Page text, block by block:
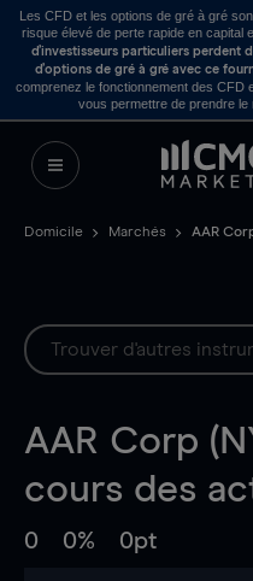
Les CFD et les options de gré à gré
risque élevé de perte rapide en capital
d’investisseurs particuliers perdent
d’options de gré à gré avec ce
comprenez le fonctionnement des CFD
vous permettre de prendre le
Domicile Marchés AAR
AAR Corp
cours des
0 0% 0pt